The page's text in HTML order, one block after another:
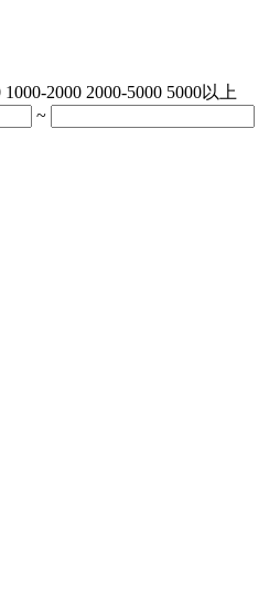
1000-2000 2000-5000 5000以上
~